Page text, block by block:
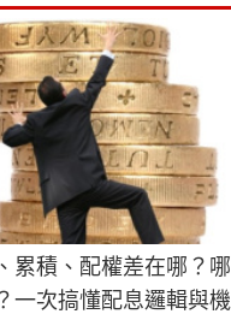
累積、配權差在哪？哪
一次搞懂配息邏輯與機